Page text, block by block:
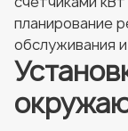
планирование
обслуживания